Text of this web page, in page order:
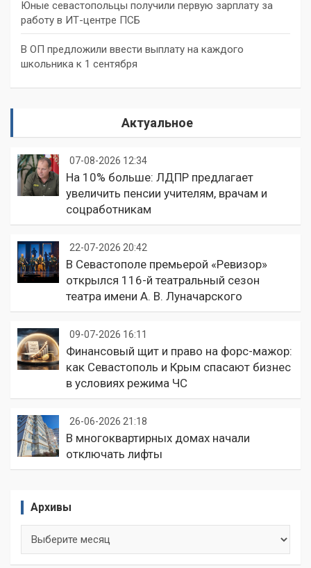
Юные севастопольцы получили первую зарплату за
работу в ИТ-центре ПСБ
В ОП предложили ввести выплату на каждого
школьника к 1 сентября
Актуальное
07-08-2026 12:34
На 10% больше: ЛДПР предлагает
увеличить пенсии учителям, врачам и
соцработникам
22-07-2026 20:42
В Севастополе премьерой «Ревизор»
открылся 116-й театральный сезон
театра имени А. В. Луначарского
09-07-2026 16:11
Финансовый щит и право на форс-мажор:
как Севастополь и Крым спасают бизнес
в условиях режима ЧС
26-06-2026 21:18
В многоквартирных домах начали
отключать лифты
Архивы